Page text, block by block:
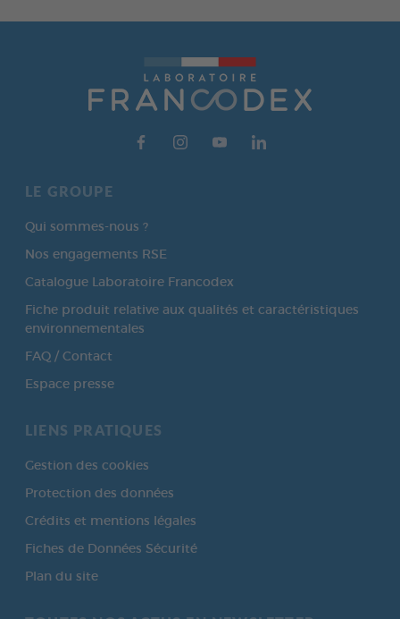
LE GROUPE
Qui sommes-nous ?
Nos engagements RSE
Catalogue Laboratoire Francodex
Fiche produit relative aux qualités et caractéristiques
environnementales
FAQ / Contact
Espace presse
LIENS PRATIQUES
Gestion des cookies
Protection des données
Crédits et mentions légales
Fiches de Données Sécurité
Plan du site